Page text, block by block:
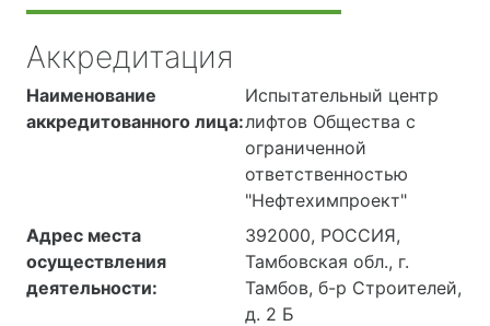
Аккредитация
Наименование
аккредитованного лица:
Испытательный центр
лифтов Общества с
ограниченной
ответственностью
"Нефтехимпроект"
Адрес места
осуществления
деятельности:
392000, РОССИЯ,
Тамбовская обл., г.
Тамбов, б-р Строителей,
д. 2 Б